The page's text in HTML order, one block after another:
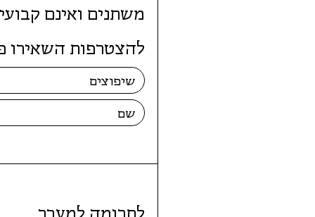
משתנים ואינם
להצטרפות השאירו
לתרומה למערך